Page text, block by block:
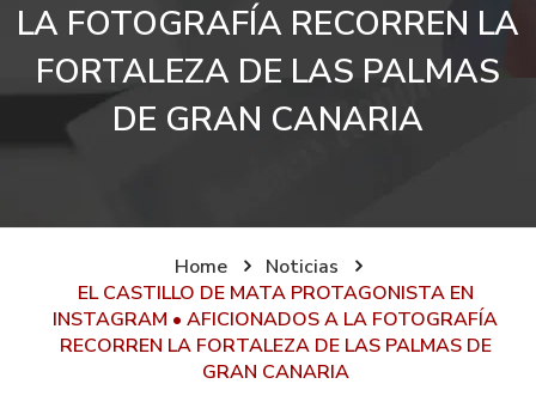
LA FOTOGRAFÍA RECORREN LA
FORTALEZA DE LAS PALMAS
DE GRAN CANARIA
Home
Noticias
EL CASTILLO DE MATA PROTAGONISTA EN
INSTAGRAM • AFICIONADOS A LA FOTOGRAFÍA
RECORREN LA FORTALEZA DE LAS PALMAS DE
GRAN CANARIA